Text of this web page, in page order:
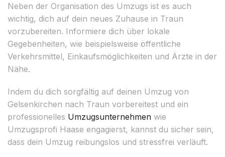
Neben der Organisation des Umzugs ist es auch
wichtig, dich auf dein neues Zuhause in Traun
vorzubereiten. Informiere dich über lokale
Gegebenheiten, wie beispielsweise öffentliche
Verkehrsmittel, Einkaufsmöglichkeiten und Ärzte in der
Nähe.
Indem du dich sorgfältig auf deinen Umzug von
Gelsenkirchen nach Traun vorbereitest und ein
professionelles Umzugsunternehmen wie
Umzugsprofi Haase engagierst, kannst du sicher sein,
dass dein Umzug reibungslos und stressfrei verläuft.